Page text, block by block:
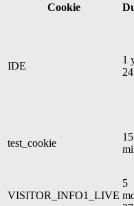
Cookie
IDE
1
test_cookie
15
VISITOR_INFO1_LIVE
5